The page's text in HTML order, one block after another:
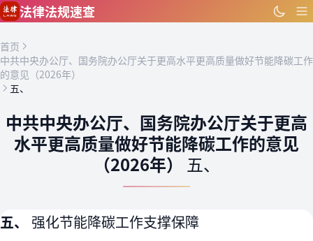
跳到主要内容
法律法规速查
首页
中共中央办公厅、国务院办公厅关于更高水平更高质量做好节能降碳工作
的意见（2026年）
五、
中共中央办公厅、国务院办公厅关于更高
水平更高质量做好节能降碳工作的意见
（2026年） 五、
五、 强化节能降碳工作支撑保障